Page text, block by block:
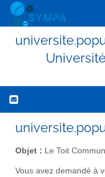
Objet : Le Toit
Vous avez demandé à